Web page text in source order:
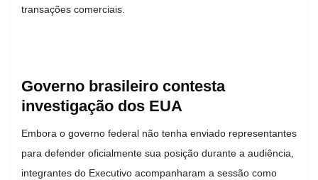
transações comerciais.
Governo brasileiro contesta
investigação dos EUA
Embora o governo federal não tenha enviado representantes
para defender oficialmente sua posição durante a audiência,
integrantes do Executivo acompanharam a sessão como